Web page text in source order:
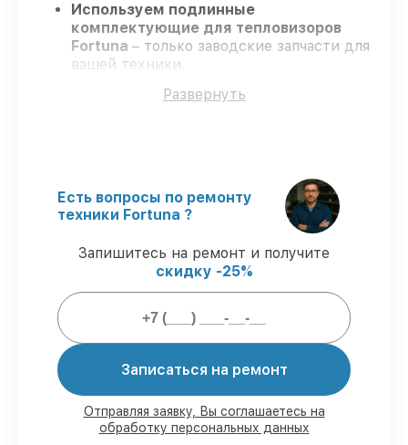
Используем подлинные
комплектующие для тепловизоров
Fortuna – только заводские запчасти для
вашей техники.
проходят серьезную проверку знаний и
переносов.
Поддержка после ремонта – на все
ремонт и запчасти для тепловизоров
Fortuna предоставляется длительная
Мы гарантируем:
ремонтов по ремонту исполняются
с возможностью присутствия владельца
90%комплектующих Fortuna готовы к
установке в наших мастерских в Санкт-
Развернуть
Есть вопросы по ремонту
техники Fortuna ?
Запишитесь на ремонт и получите
скидку -25%
Записаться на ремонт
Отправляя заявку, Вы соглашаетесь на
обработку персональных данных